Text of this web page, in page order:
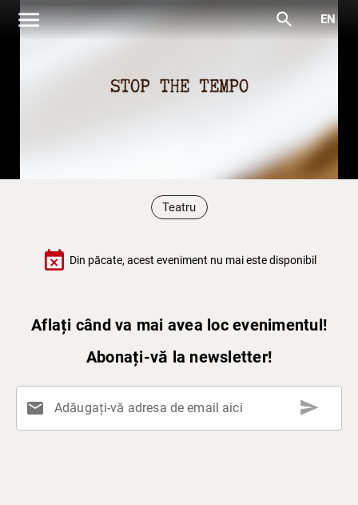
menu search EN
Teatru
event_busy Din păcate, acest eveniment nu mai este disponibil
Aflați când va mai avea loc evenimentul!
Abonați-vă la newsletter!
mail Adăugați-vă adresa de email aici send